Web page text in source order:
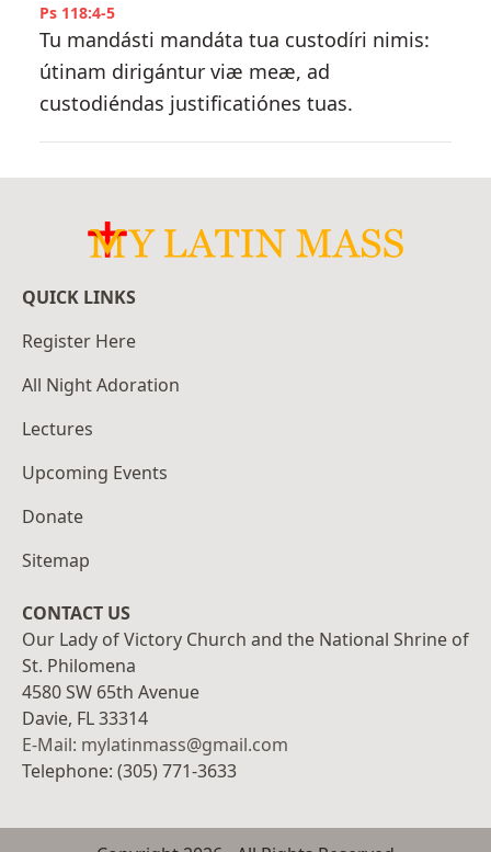
Ps 118:4-5
Tu mandásti mandáta tua custodíri nimis:
útinam dirigántur viæ meæ, ad
custodiéndas justificatiónes tuas.
QUICK LINKS
Register Here
All Night Adoration
Lectures
Upcoming Events
Donate
Sitemap
CONTACT US
Our Lady of Victory Church and the National Shrine of
St. Philomena
4580 SW 65th Avenue
Davie, FL 33314
E-Mail: mylatinmass@gmail.com
Telephone: (305) 771-3633